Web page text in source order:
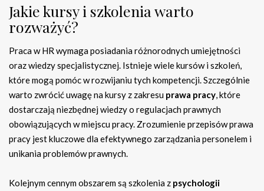
Jakie kursy i szkolenia warto
rozważyć?
Praca w HR wymaga posiadania różnorodnych umiejętności
oraz wiedzy specjalistycznej. Istnieje wiele kursów i szkoleń,
które mogą pomóc w rozwijaniu tych kompetencji. Szczególnie
warto zwrócić uwagę na kursy z zakresu prawa pracy, które
dostarczają niezbędnej wiedzy o regulacjach prawnych
obowiązujących w miejscu pracy. Zrozumienie przepisów prawa
pracy jest kluczowe dla efektywnego zarządzania personelem i
unikania problemów prawnych.
Kolejnym cennym obszarem są szkolenia z psychologii